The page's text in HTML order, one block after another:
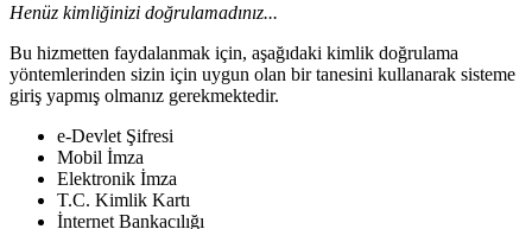
Henüz kimliğinizi doğrulamadınız...
Bu hizmetten faydalanmak için, aşağıdaki kimlik doğrulama
yöntemlerinden sizin için uygun olan bir tanesini kullanarak sisteme
giriş yapmış olmanız gerekmektedir.
e-Devlet Şifresi
Mobil İmza
Elektronik İmza
T.C. Kimlik Kartı
İnternet Bankacılığı